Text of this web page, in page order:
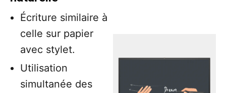
Écriture similaire à
celle sur papier
avec stylet.
Utilisation
simultanée des